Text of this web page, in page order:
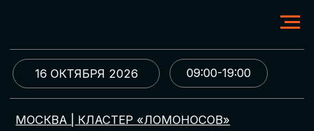
МОСКВА | КЛАСТЕР «ЛОМОНОСОВ»
09:00-19:00
16 ОКТЯБРЯ 2026